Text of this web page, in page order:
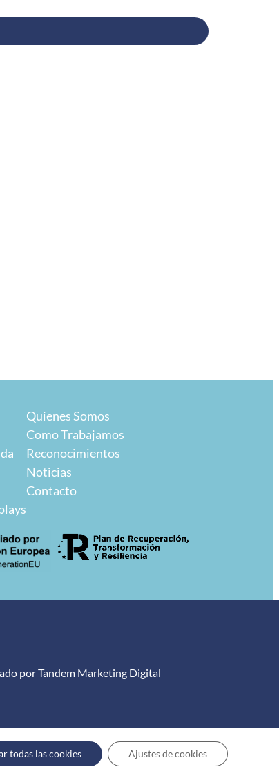
Quienes Somos
Como Trabajamos
Reconocimientos
Noticias
Contacto
porTandem Marketing Digital
todas las cookies Ajustes de cookies